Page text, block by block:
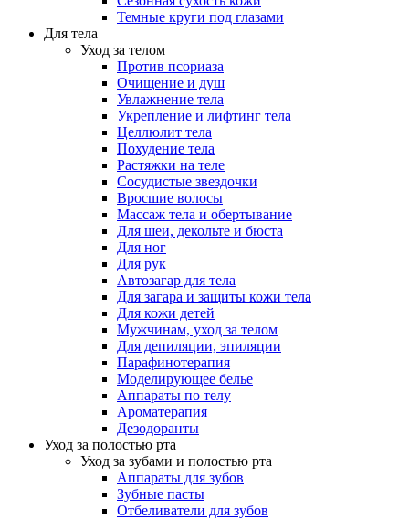
Темные круги под глазами
Для тела
Уход за телом
Против псориаза
Очищение и душ
Увлажнение тела
Укрепление и лифтинг тела
Целлюлит тела
Похудение тела
Растяжки на теле
Сосудистые звездочки
Вросшие волосы
Массаж тела и обертывание
Для шеи, декольте и бюста
Для ног
Для рук
Автозагар для тела
Для загара и защиты кожи тела
Для кожи детей
Мужчинам, уход за телом
Для депиляции, эпиляции
Парафинотерапия
Моделирующее белье
Аппараты по телу
Ароматерапия
Дезодоранты
Уход за полостью рта
Уход за зубами и полостью рта
Аппараты для зубов
Зубные пасты
Отбеливатели для зубов